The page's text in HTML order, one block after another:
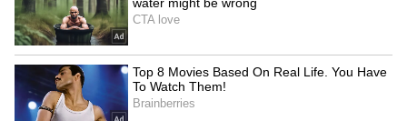
నెరవేరుతాయి. ఆరోగ్యం మెరుగుపడుతుంది. బ్యాంక్
బ్యాలెన్స్ ఆశించిన స్థాయిలో పెరుగుతుంది.